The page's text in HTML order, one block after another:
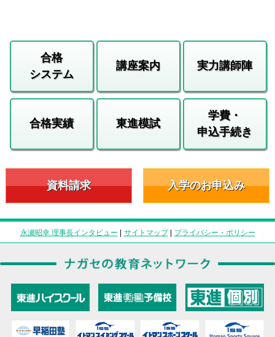
合格
システム
講座案内 実力講師陣
合格実績 東進模試
学費・
申込手続き
資料請求 入学のお申込み
永瀬昭幸 理事長インタビュー | サイトマップ| プライバシー・ポリシー